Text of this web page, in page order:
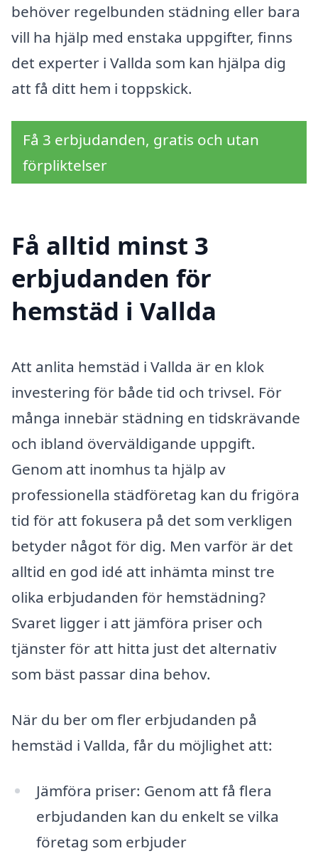
behöver regelbunden städning eller bara
vill ha hjälp med enstaka uppgifter, finns
det experter i Vallda som kan hjälpa dig
att få ditt hem i toppskick.
Få 3 erbjudanden, gratis och utan
förpliktelser
Få alltid minst 3
erbjudanden för
hemstäd i Vallda
Att anlita hemstäd i Vallda är en klok
investering för både tid och trivsel. För
många innebär städning en tidskrävande
och ibland överväldigande uppgift.
Genom att inomhus ta hjälp av
professionella städföretag kan du frigöra
tid för att fokusera på det som verkligen
betyder något för dig. Men varför är det
alltid en god idé att inhämta minst tre
olika erbjudanden för hemstädning?
Svaret ligger i att jämföra priser och
tjänster för att hitta just det alternativ
som bäst passar dina behov.
När du ber om fler erbjudanden på
hemstäd i Vallda, får du möjlighet att:
Jämföra priser: Genom att få flera
erbjudanden kan du enkelt se vilka
företag som erbjuder